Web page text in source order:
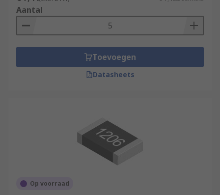
Aantal
Toevoegen
Datasheets
Op voorraad